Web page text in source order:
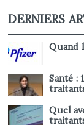
DERNIERS
Quand
Santé :
Quel